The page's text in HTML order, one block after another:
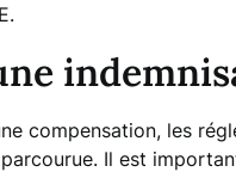
compensation, les
Il est